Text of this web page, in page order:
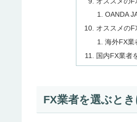
OANDA
オススメの
海外FX業
国内FX業者
FX業者を選ぶと